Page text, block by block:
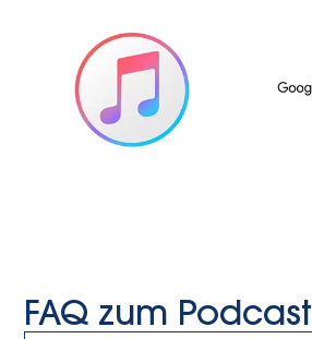
FAQ zum Podcast